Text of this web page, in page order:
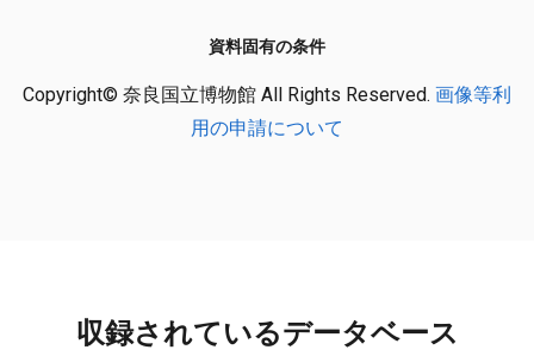
資料固有の条件
Copyright© 奈良国立博物館 All Rights Reserved. 画像等利
用の申請について
収録されているデータベース